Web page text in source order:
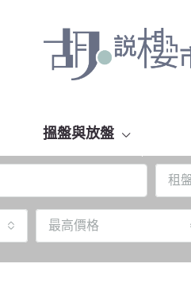
搵盤與放盤
租
最高價格